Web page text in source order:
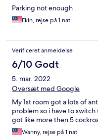
Parking not enough .
Ekin, rejse på 1 nat
Verificeret anmeldelse
6/10 Godt
5. mar. 2022
Oversæt med Google
My 1st room got a lots of
problem so i have to
got like more then 5
Wanny, rejse på 1 nat